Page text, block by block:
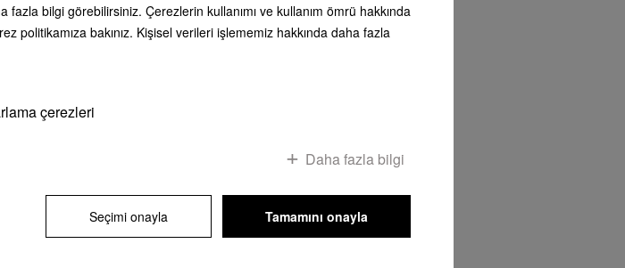
fazla bilgi görebilirsiniz. Çerezlerin kullanımı ve kullanım ömrü hakkında
politikamıza bakınız. Kişisel verileri işlememiz hakkında daha fazla
çerezleri
Daha fazla bilgi
Seçimi onayla Tamamını onayla